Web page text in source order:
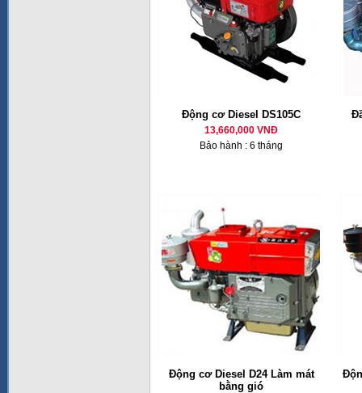
Động cơ Diesel DS105C
13,660,000 VNĐ
Bảo hành : 6 tháng
Động cơ Diesel D24 Làm mát
bằng gió